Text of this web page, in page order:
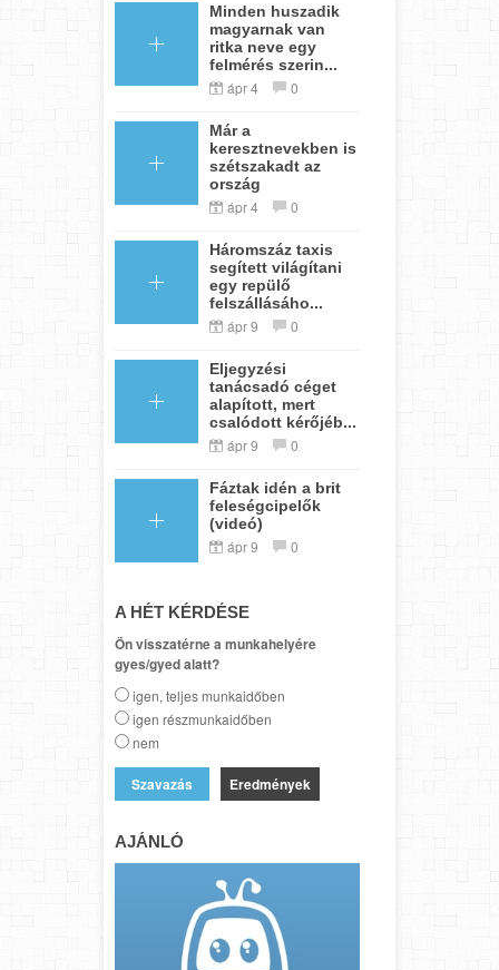
Minden huszadik
magyarnak van
ritka neve egy
felmérés szerin...
ápr 4 0
Már a
keresztnevekben is
szétszakadt az
ország
ápr 4 0
Háromszáz taxis
segített világítani
egy repülő
felszállásáho...
ápr 9 0
Eljegyzési
tanácsadó céget
alapított, mert
csalódott kérőjéb...
ápr 9 0
Fáztak idén a brit
feleségcipelők
(videó)
ápr 9 0
A HÉT KÉRDÉSE
Ön visszatérne a munkahelyére
gyes/gyed alatt?
igen, teljes munkaidőben
igen részmunkaidőben
nem
Eredmények
AJÁNLÓ